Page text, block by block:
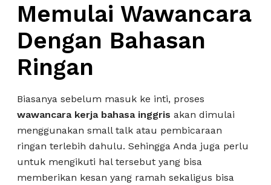
Memulai Wawancara
Dengan Bahasan
Ringan
Biasanya sebelum masuk ke inti, proses
wawancara kerja bahasa inggris akan dimulai
menggunakan small talk atau pembicaraan
ringan terlebih dahulu. Sehingga Anda juga perlu
untuk mengikuti hal tersebut yang bisa
memberikan kesan yang ramah sekaligus bisa